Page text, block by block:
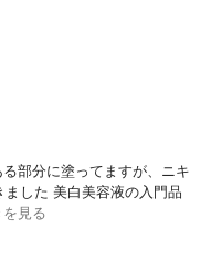
部分に塗ってますが、ニキ
した 美白美容液の入門品
見る